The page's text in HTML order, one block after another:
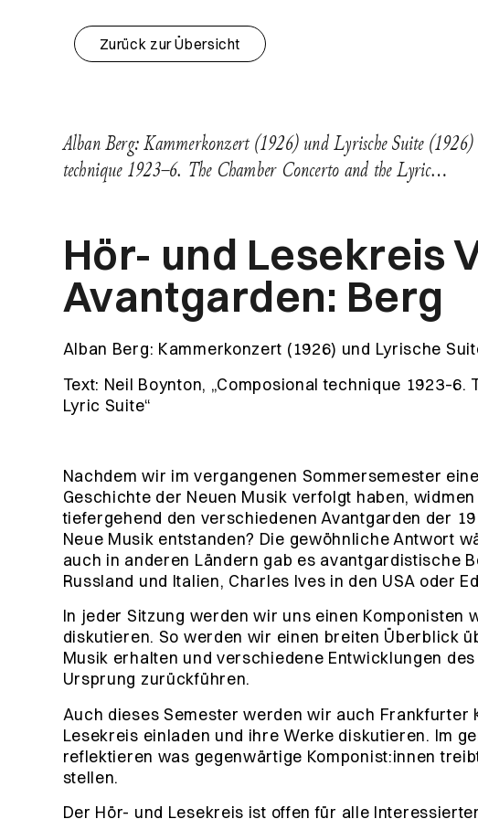
Zurück zur Übersicht
Alban Berg: Kammerkonzert (1926) und Lyrische Suite
technique 1923–6. The Chamber Concerto and the Lyric…
Hör- und Lesekreis
Avantgarden: Berg
Alban Berg: Kammerkonzert (1926) und Lyrische
Text: Neil Boynton, „Composional technique
Lyric Suite“
Nachdem wir im vergangenen Sommersemester
Geschichte der Neuen Musik verfolgt haben,
tiefergehend den verschiedenen Avantgarden der
Neue Musik entstanden? Die gewöhnliche Antwort
auch in anderen Ländern gab es avantgardistische
Russland und Italien, Charles Ives in den USA oder
In jeder Sitzung werden wir uns einen Komponisten
diskutieren. So werden wir einen breiten Überblick
Musik erhalten und verschiedene Entwicklungen
Ursprung zurückführen.
Auch dieses Semester werden wir auch Frankfurter
Lesekreis einladen und ihre Werke diskutieren. Im
reflektieren was gegenwärtige Komponist:innen
stellen.
Der Hör- und Lesekreis ist offen für alle